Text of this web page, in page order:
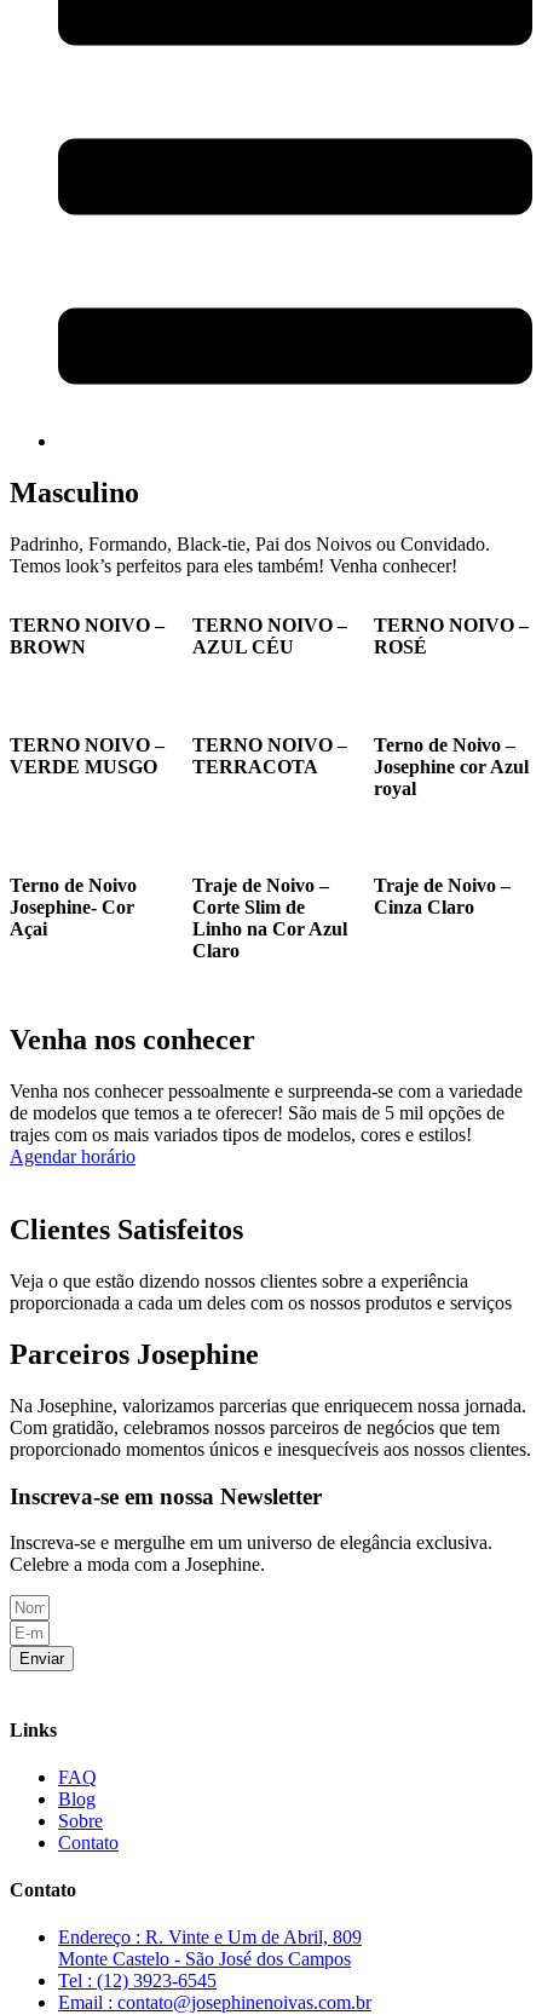
Masculino
Padrinho, Formando, Black-tie, Pai dos Noivos ou Convidado.
Temos look’s perfeitos para eles também! Venha conhecer!
TERNO NOIVO –
BROWN
TERNO NOIVO –
AZUL CÉU
TERNO NOIVO –
ROSÉ
TERNO NOIVO –
VERDE MUSGO
TERNO NOIVO –
TERRACOTA
Terno de Noivo –
Josephine cor Azul
royal
Terno de Noivo
Josephine- Cor
Açai
Traje de Noivo –
Corte Slim de
Linho na Cor Azul
Claro
Traje de Noivo –
Cinza Claro
Venha nos conhecer
Venha nos conhecer pessoalmente e surpreenda-se com a variedade
de modelos que temos a te oferecer! São mais de 5 mil opções de
trajes com os mais variados tipos de modelos, cores e estilos!
Agendar horário
Clientes Satisfeitos
Veja o que estão dizendo nossos clientes sobre a experiência
proporcionada a cada um deles com os nossos produtos e serviços
Parceiros Josephine
Na Josephine, valorizamos parcerias que enriquecem nossa jornada.
Com gratidão, celebramos nossos parceiros de negócios que tem
proporcionado momentos únicos e inesquecíveis aos nossos clientes.
Inscreva-se em nossa Newsletter
Inscreva-se e mergulhe em um universo de elegância exclusiva.
Celebre a moda com a Josephine.
Enviar
Links
FAQ
Blog
Sobre
Contato
Contato
Endereço : R. Vinte e Um de Abril, 809
Monte Castelo - São José dos Campos
Tel : (12) 3923-6545
Email : contato@josephinenoivas.com.br